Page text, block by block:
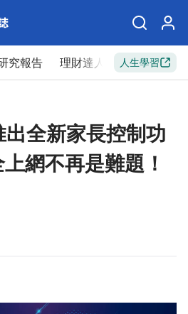
究報告 理財達人 新手入門
人生學習
全新家長控制功
網不再是難題！